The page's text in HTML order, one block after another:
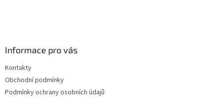
Informace pro vás
Kontakty
Obchodní podmínky
Podmínky ochrany osobních údajů